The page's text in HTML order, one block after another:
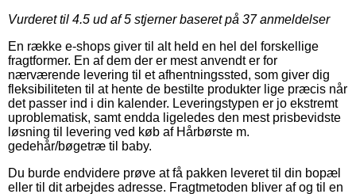
Vurderet til 4.5 ud af 5 stjerner baseret på 37anmeldelser
En række e-shops giver til alt held en hel del forskellige
fragtformer. En af dem der er mest anvendt er for
nærværende levering til et afhentningssted, som giver dig
fleksibiliteten til at hente de bestilte produkter lige præcis når
det passer ind i din kalender. Leveringstypen er jo ekstremt
uproblematisk, samt endda ligeledes den mest prisbevidste
løsning til levering ved køb af Hårbørste m.
gedehår/bøgetræ til baby.
Du burde endvidere prøve at få pakken leveret til din bopæl
eller til dit arbejdes adresse. Fragtmetoden bliver af og til en